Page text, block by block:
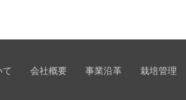
て 会社概要 事業沿革 栽培管理